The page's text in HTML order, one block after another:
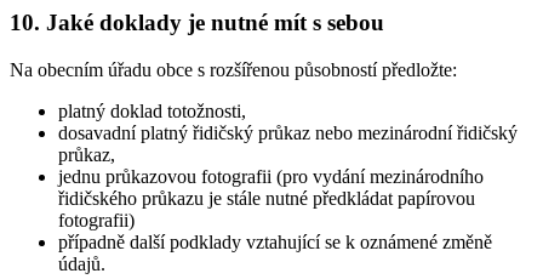
10. Jaké doklady je nutné mít s sebou
Na obecním úřadu obce s rozšířenou působností předložte:
platný doklad totožnosti,
dosavadní platný řidičský průkaz nebo mezinárodní řidičský
průkaz,
jednu průkazovou fotografii (pro vydání mezinárodního
řidičského průkazu je stále nutné předkládat papírovou
fotografii)
případně další podklady vztahující se k oznámené změně
údajů.